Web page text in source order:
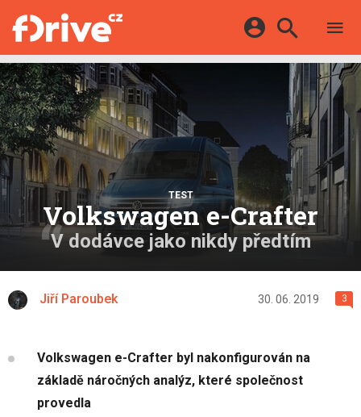
TESTY
KATALOG
MAPA STANIC
VIDEA
DALŠÍ
ELEKTROMOBILY
HYBRIDY
E-MOTORSPORT
OSTATNÍ
SERIÁLY
Přihlášení a registrace pomocí:
Facebook Google
Twitter Apple Microsoft
TEST
Volkswagen e-Crafter
V dodávce jako nikdy předtím
Jiří Paroubek 30. 06. 2019 3
Volkswagen e-Crafter byl nakonfigurován na
základě náročných analýz, které společnost
provedla